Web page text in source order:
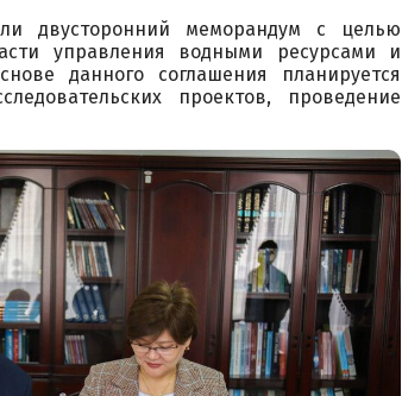
двусторонний меморандум с целью
управления водными ресурсами и
данного соглашения планируется
проектов, проведение